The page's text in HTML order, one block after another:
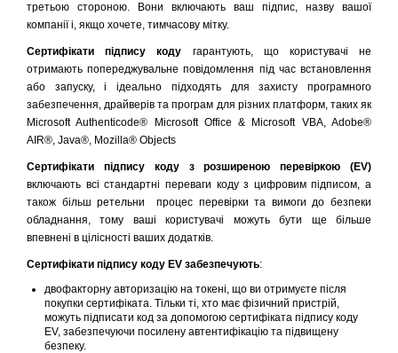
третьою стороною. Вони включають ваш підпис, назву вашої
компанії і, якщо хочете, тимчасову мітку.
Сертифікати підпису коду гарантують, що користувачі не
отримають попереджувальне повідомлення під час встановлення
або запуску, і ідеально підходять для захисту програмного
забезпечення, драйверів та програм для різних платформ, таких як
Microsoft Authenticode® Microsoft Office & Microsoft VBA, Adobe®
AIR®, Java®, Mozilla® Objects
Сертифікати підпису коду з розширеною перевіркою (EV)
включають всі стандартні переваги коду з цифровим підписом, а
також більш ретельни процес перевірки та вимоги до безпеки
обладнання, тому ваші користувачі можуть бути ще більше
впевнені в цілісності ваших додатків.
Сертифікати підпису коду EV забезпечують:
двофакторну авторизацію на токені, що ви отримуєте після
покупки сертифіката. Тільки ті, хто має фізичний пристрій,
можуть підписати код за допомогою сертифіката підпису коду
EV, забезпечуючи посилену автентифікацію та підвищену
безпеку.